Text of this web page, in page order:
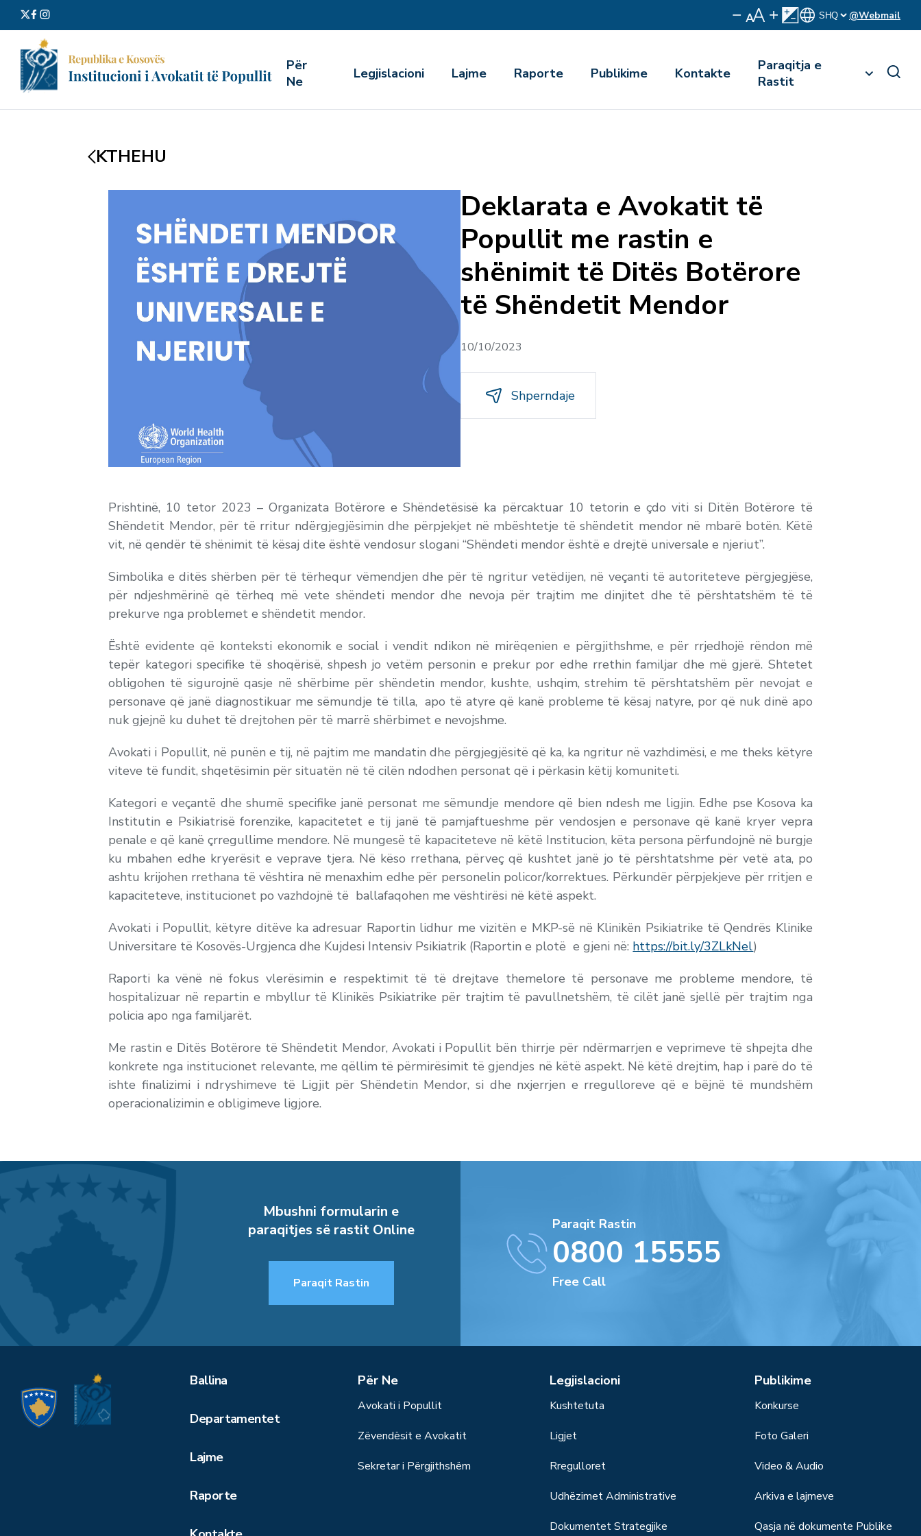
@Webmail
Për
Ne
Legjislacioni Lajme Raporte Publikime Kontakte
Paraqitja e
Rastit
KTHEHU
Deklarata e Avokatit të
Popullit me rastin e
shënimit të Ditës Botërore
të Shëndetit Mendor
10/10/2023
Shperndaje
Prishtinë, 10 tetor 2023 – Organizata Botërore e Shëndetësisë ka përcaktuar 10 tetorin e çdo viti si Ditën Botërore të
Shëndetit Mendor, për të rritur ndërgjegjësimin dhe përpjekjet në mbështetje të shëndetit mendor në mbarë botën. Këtë
vit, në qendër të shënimit të kësaj dite është vendosur slogani “Shëndeti mendor është e drejtë universale e njeriut”.
Simbolika e ditës shërben për të tërhequr vëmendjen dhe për të ngritur vetëdijen, në veçanti të autoriteteve përgjegjëse,
për ndjeshmërinë që tërheq më vete shëndeti mendor dhe nevoja për trajtim me dinjitet dhe të përshtatshëm të të
prekurve nga problemet e shëndetit mendor.
Është evidente që konteksti ekonomik e social i vendit ndikon në mirëqenien e përgjithshme, e për rrjedhojë rëndon më
tepër kategori specifike të shoqërisë, shpesh jo vetëm personin e prekur por edhe rrethin familjar dhe më gjerë. Shtetet
obligohen të sigurojnë qasje në shërbime për shëndetin mendor, kushte, ushqim, strehim të përshtatshëm për nevojat e
personave që janë diagnostikuar me sëmundje të tilla, apo të atyre që kanë probleme të kësaj natyre, por që nuk dinë apo
nuk gjejnë ku duhet të drejtohen për të marrë shërbimet e nevojshme.
Avokati i Popullit, në punën e tij, në pajtim me mandatin dhe përgjegjësitë që ka, ka ngritur në vazhdimësi, e me theks këtyre
viteve të fundit, shqetësimin për situatën në të cilën ndodhen personat që i përkasin këtij komuniteti.
Kategori e veçantë dhe shumë specifike janë personat me sëmundje mendore që bien ndesh me ligjin. Edhe pse Kosova ka
Institutin e Psikiatrisë forenzike, kapacitetet e tij janë të pamjaftueshme për vendosjen e personave që kanë kryer vepra
penale e që kanë çrregullime mendore. Në mungesë të kapaciteteve në këtë Institucion, këta persona përfundojnë në burgje
ku mbahen edhe kryerësit e veprave tjera. Në këso rrethana, përveç që kushtet janë jo të përshtatshme për vetë ata, po
ashtu krijohen rrethana të vështira në menaxhim edhe për personelin policor/korrektues. Përkundër përpjekjeve për rritjen e
kapaciteteve, institucionet po vazhdojnë të ballafaqohen me vështirësi në këtë aspekt.
Avokati i Popullit, këtyre ditëve ka adresuar Raportin lidhur me vizitën e MKP-së në Klinikën Psikiatrike të Qendrës Klinike
Universitare të Kosovës-Urgjenca dhe Kujdesi Intensiv Psikiatrik (Raportin e plotë e gjeni në: https://bit.ly/3ZLkNel)
Raporti ka vënë në fokus vlerësimin e respektimit të të drejtave themelore të personave me probleme mendore, të
hospitalizuar në repartin e mbyllur të Klinikës Psikiatrike për trajtim të pavullnetshëm, të cilët janë sjellë për trajtim nga
policia apo nga familjarët.
Me rastin e Ditës Botërore të Shëndetit Mendor, Avokati i Popullit bën thirrje për ndërmarrjen e veprimeve të shpejta dhe
konkrete nga institucionet relevante, me qëllim të përmirësimit të gjendjes në këtë aspekt. Në këtë drejtim, hap i parë do të
ishte finalizimi i ndryshimeve të Ligjit për Shëndetin Mendor, si dhe nxjerrjen e rregulloreve që e bëjnë të mundshëm
operacionalizimin e obligimeve ligjore.
Mbushni formularin e
paraqitjes së rastit Online
Paraqit Rastin
Paraqit Rastin
0800 15555
Free Call
Ballina
Departamentet
Lajme
Raporte
Për Ne
Avokati i Popullit
Zëvendësit e Avokatit
Sekretar i Përgjithshëm
Legjislacioni
Kushtetuta
Ligjet
Rregulloret
Udhëzimet Administrative
Dokumentet Strategjike
Publikime
Konkurse
Foto Galeri
Video & Audio
Arkiva e lajmeve
Qasja në dokumente Publike